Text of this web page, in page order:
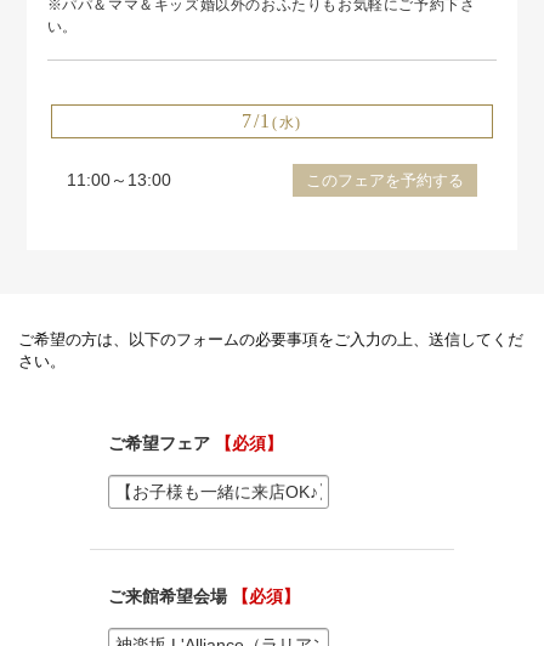
※パパ＆ママ＆キッズ婚以外のおふたりもお気軽にご予約下さ
い。
7/1 (水)
11:00～13:00 このフェアを予約する